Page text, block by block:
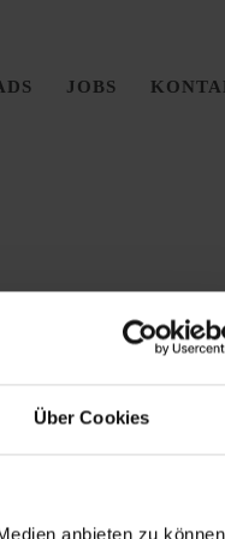
Über Cookies
anbieten zu können
JOBS